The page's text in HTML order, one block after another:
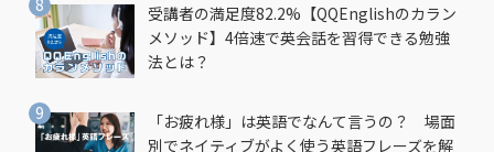
受講者の満足度82.2%【QQEnglishのカラン
メソッド】4倍速で英会話を習得できる勉強
法とは？
「お疲れ様」は英語でなんて言うの？ 場面
別でネイティブがよく使う英語フレーズを解